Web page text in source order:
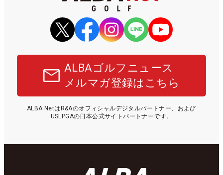
ALBAゴルフニュース
メルマガ登録はこちら
ALBA NetはR&Aのオフィシャルデジタルパートナー、および
USLPGAの日本公式サイトパートナーです。